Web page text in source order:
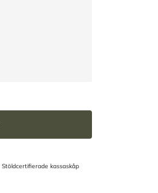
Stöldcertifierade kassaskåp